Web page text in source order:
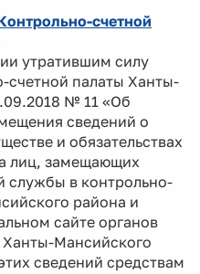
счетной
утратившим силу
счетной палаты Ханты-
№ 11 «Об
сведений о
и обязательствах
лиц, замещающих
службы в контрольно-
района и
сайте органов
Мансийского
сведений средствам